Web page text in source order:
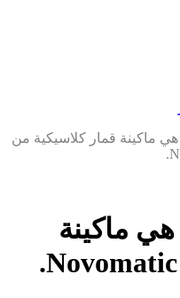
Ultra Hot Deluxe هي ماكينة قمار كلاسيكية من
Ultra Hot Deluxe هي ماكينة